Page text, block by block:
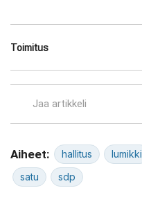
Toimitus
Jaa artikkeli
Aiheet: hallitus lumikki
satu
sdp